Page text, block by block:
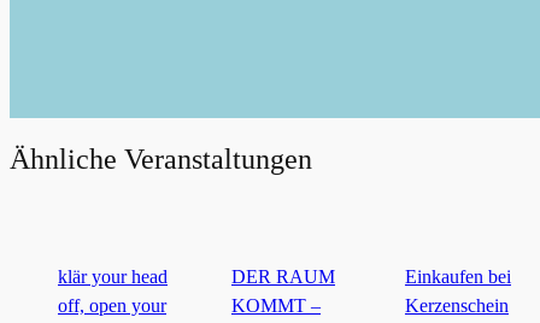
Ähnliche Veranstaltungen
klär your head
off, open your
DER RAUM
KOMMT –
Einkaufen bei
Kerzenschein